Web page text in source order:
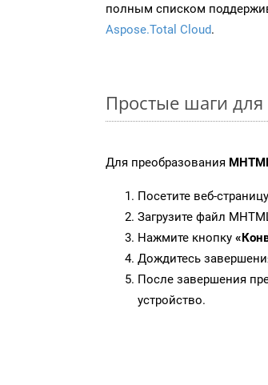
полным списком
Aspose.Total Cloud.
Простые шаги для
Для преобразования
Посетите веб-страницу
Загрузите файл
Нажмите кнопку
Дождитесь
После завершения
устройство.